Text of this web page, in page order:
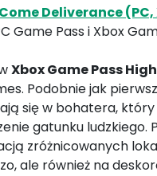
Deliverance
Game Pass i Xbox
Xbox Game Pass
Podobnie jak
się w bohatera,
gatunku ludzkiego.
zróżnicowanych
ale również na